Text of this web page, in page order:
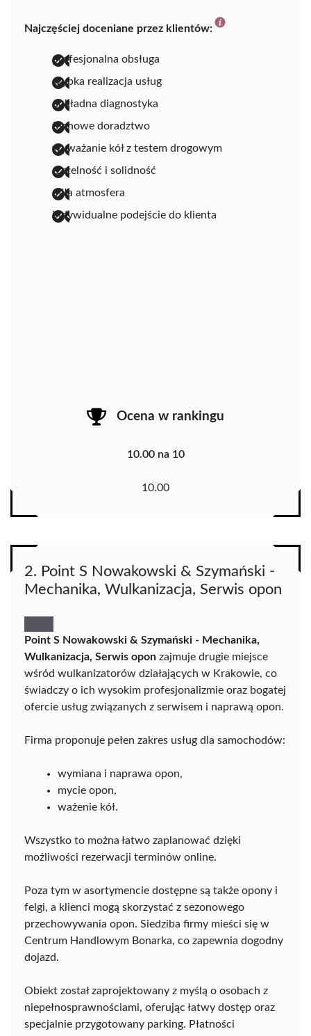
Najczęściej doceniane przez klientów:
profesjonalna obsługa
szybka realizacja usług
dokładna diagnostyka
fachowe doradztwo
wyważanie kół z testem drogowym
rzetelność i solidność
miła atmosfera
indywidualne podejście do klienta
Ocena w rankingu
10.00 na 10
10.00
2. Point S Nowakowski & Szymański -
Mechanika, Wulkanizacja, Serwis opon
Point S Nowakowski & Szymański - Mechanika,
Wulkanizacja, Serwis opon zajmuje drugie miejsce
wśród wulkanizatorów działających w Krakowie, co
świadczy o ich wysokim profesjonalizmie oraz bogatej
ofercie usług związanych z serwisem i naprawą opon.
Firma proponuje pełen zakres usług dla samochodów:
wymiana i naprawa opon,
mycie opon,
ważenie kół.
Wszystko to można łatwo zaplanować dzięki
możliwości rezerwacji terminów online.
Poza tym w asortymencie dostępne są także opony i
felgi, a klienci mogą skorzystać z sezonowego
przechowywania opon. Siedziba firmy mieści się w
Centrum Handlowym Bonarka, co zapewnia dogodny
dojazd.
Obiekt został zaprojektowany z myślą o osobach z
niepełnosprawnościami, oferując łatwy dostęp oraz
specjalnie przygotowany parking. Płatności